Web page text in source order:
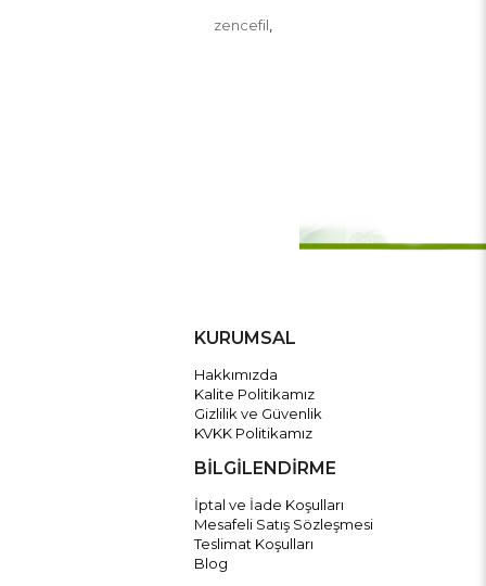
zencefil
KURUMSAL
Hakkımızda
Kalite Politikamız
Gizlilik ve Güvenlik
KVKK Politikamız
BİLGİLENDİRME
İptal ve İade Koşulları
Mesafeli Satış Sözleşmesi
Teslimat Koşulları
Blog